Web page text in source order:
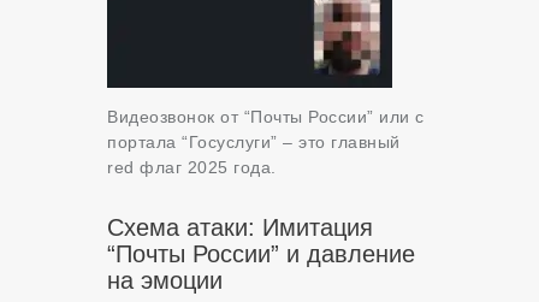
Видеозвонок от “Почты России” или с
портала “Госуслуги” – это главный
red флаг 2025 года.
Схема атаки: Имитация
“Почты России” и давление
на эмоции